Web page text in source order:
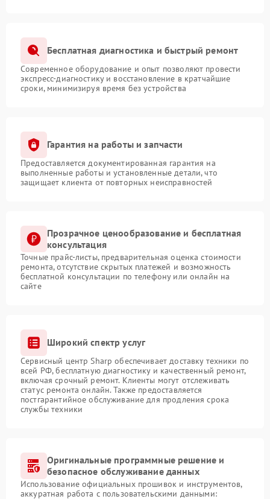
Бесплатная диагностика и быстрый ремонт
Современное оборудование и опыт позволяют провести
экспресс-диагностику и восстановление в кратчайшие
сроки, минимизируя время без устройства
Гарантия на работы и запчасти
Предоставляется документированная гарантия на
выполненные работы и установленные детали, что
защищает клиента от повторных неисправностей
Прозрачное ценообразование и бесплатная
консультация
Точные прайс-листы, предварительная оценка стоимости
ремонта, отсутствие скрытых платежей и возможность
бесплатной консультации по телефону или онлайн на
сайте
Широкий спектр услуг
Сервисный центр Sharp обеспечивает доставку техники по
всей РФ, бесплатную диагностику и качественный ремонт,
включая срочный ремонт. Клиенты могут отслеживать
статус ремонта онлайн. Также предоставляется
постгарантийное обслуживание для продления срока
службы техники
Оригинальные программные решение и
безопасное обслуживание данных
Использование официальных прошивок и инструментов,
аккуратная работа с пользовательскими данными: